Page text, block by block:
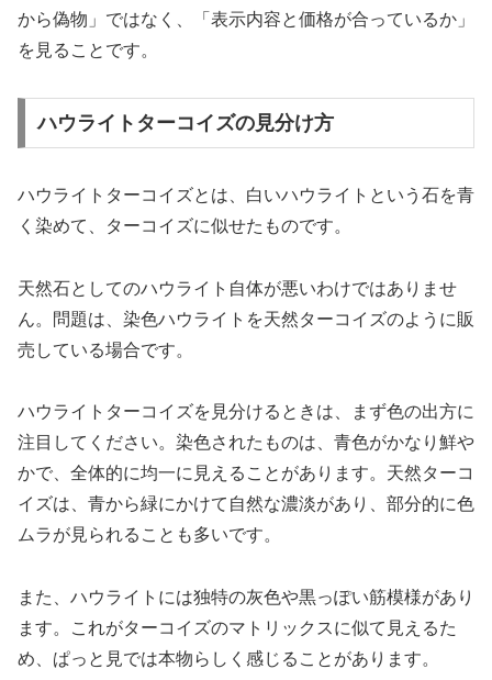
から偽物」ではなく、「表示内容と価格が合っているか」
を見ることです。
ハウライトターコイズの見分け方
ハウライトターコイズとは、白いハウライトという石を青
く染めて、ターコイズに似せたものです。
天然石としてのハウライト自体が悪いわけではありませ
ん。問題は、染色ハウライトを天然ターコイズのように販
売している場合です。
ハウライトターコイズを見分けるときは、まず色の出方に
注目してください。染色されたものは、青色がかなり鮮や
かで、全体的に均一に見えることがあります。天然ターコ
イズは、青から緑にかけて自然な濃淡があり、部分的に色
ムラが見られることも多いです。
また、ハウライトには独特の灰色や黒っぽい筋模様があり
ます。これがターコイズのマトリックスに似て見えるた
め、ぱっと見では本物らしく感じることがあります。